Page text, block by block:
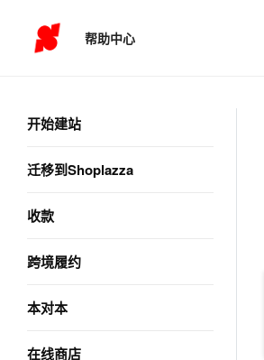
帮助中心
开始建站
迁移到Shoplazza
收款
跨境履约
本对本
在线商店